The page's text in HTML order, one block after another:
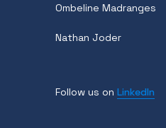
Ombeline Madranges
Nathan Joder
Follow us on LinkedIn